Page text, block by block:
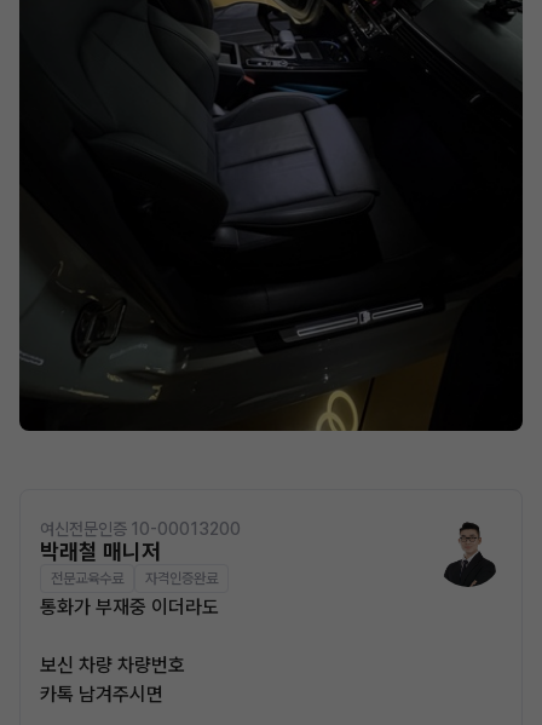
여신전문인증 10-00013200
박래철 매니저
전문교육수료 자격인증완료
통화가 부재중 이더라도
보신 차량 차량번호
카톡 남겨주시면